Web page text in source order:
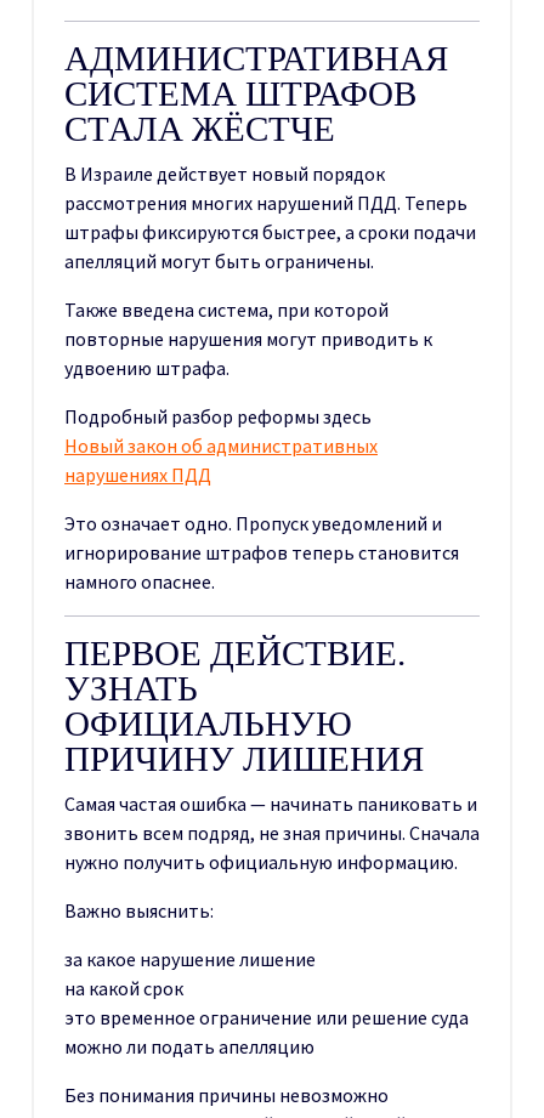
АДМИНИСТРАТИВНАЯ
СИСТЕМА ШТРАФОВ
СТАЛА ЖЁСТЧЕ
В Израиле действует новый порядок
рассмотрения многих нарушений ПДД. Теперь
штрафы фиксируются быстрее, а сроки подачи
апелляций могут быть ограничены.
Также введена система, при которой
повторные нарушения могут приводить к
удвоению штрафа.
Подробный разбор реформы здесь
Новый закон об административных
нарушениях ПДД
Это означает одно. Пропуск уведомлений и
игнорирование штрафов теперь становится
намного опаснее.
ПЕРВОЕ ДЕЙСТВИЕ.
УЗНАТЬ
ОФИЦИАЛЬНУЮ
ПРИЧИНУ ЛИШЕНИЯ
Самая частая ошибка — начинать паниковать и
звонить всем подряд, не зная причины. Сначала
нужно получить официальную информацию.
Важно выяснить:
за какое нарушение лишение
на какой срок
это временное ограничение или решение суда
можно ли подать апелляцию
Без понимания причины невозможно